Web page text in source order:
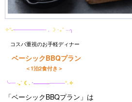
✧°˖────———- . ☽ ‧₊˚ ···╮
コスパ重視のお手軽ディナー
ベーシックBBQプラン
＜1泊2食付き＞
╰┈ ‧₊˚ ☾. ⋅———────°˖✧
「ベーシックBBQプラン」は